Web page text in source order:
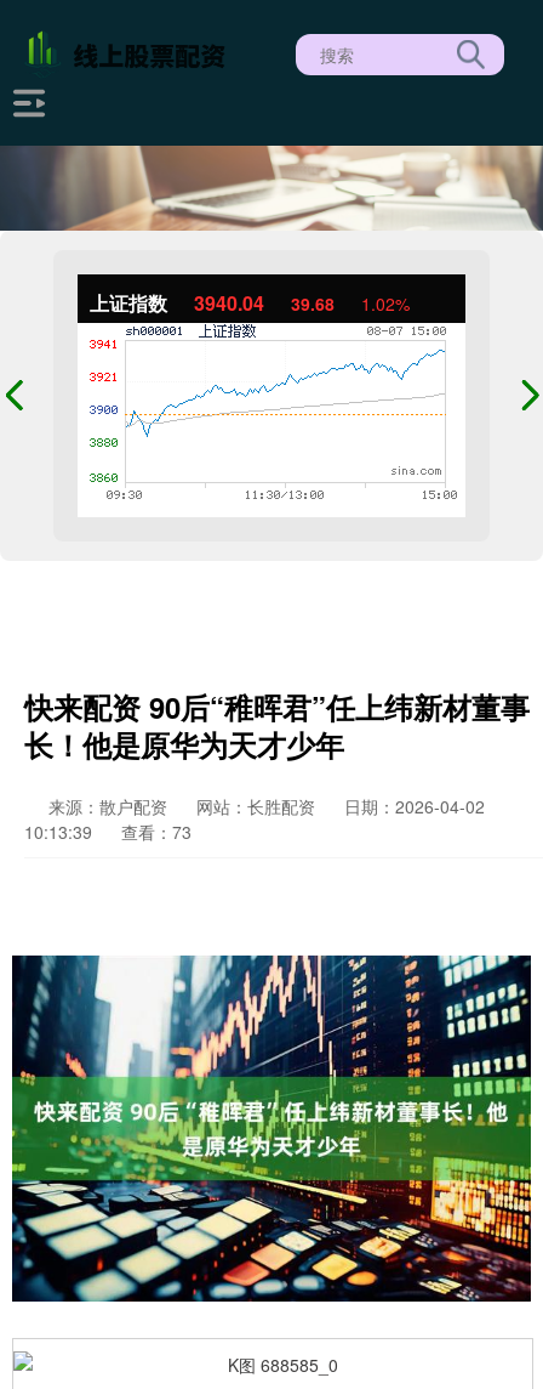
上证指数 3940.04 39.68 1.02%
快来配资 90后“稚晖君”任上纬新材董事
长！他是原华为天才少年
来源：散户配资 网站：长胜配资
日期：2026-04-02
10:13:39
查看：73